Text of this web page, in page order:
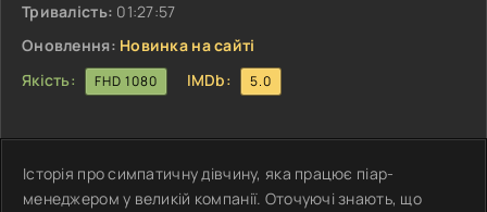
Тривалість: 01:27:57
Оновлення: Новинка на сайті
Якість:
FHD 1080 IMDb: 5.0
Історія про симпатичну дівчину, яка працює піар-
менеджером у великій компанії. Оточуючі знають, що